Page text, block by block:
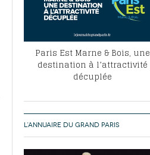
Paris Est Marne & Bois, une
destination à l’attractivité
décuplée
L’ANNUAIRE DU GRAND PARIS